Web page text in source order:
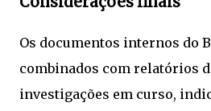
Os documentos internos do
combinados com relatórios
investigações em curso,